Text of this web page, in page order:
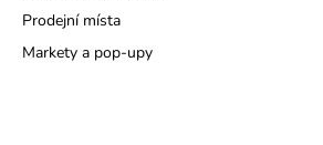
Prodejní místa
Markety a pop-upy